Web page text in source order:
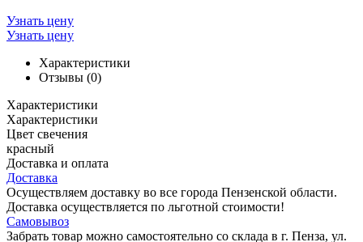
Узнать цену
Узнать цену
Характеристики
Отзывы (0)
Характеристики
Характеристики
Цвет свечения
красный
Доставка и оплата
Доставка
Осуществляем доставку во все города Пензенской области.
Доставка осуществляется по льготной стоимости!
Самовывоз
Забрать товар можно самостоятельно со склада в г. Пенза, ул.